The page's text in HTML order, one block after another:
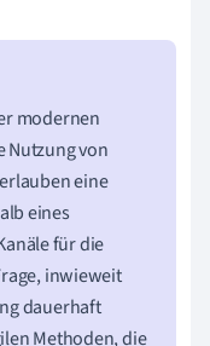
modernen
Nutzung von
eine
eines
für die
inwieweit
dauerhaft
Methoden, die